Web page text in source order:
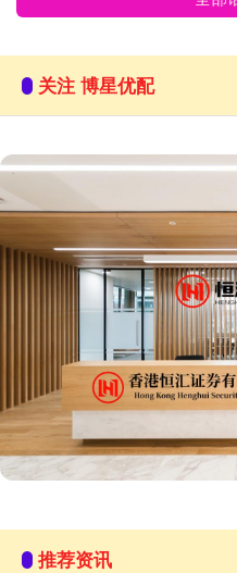
关注 博星优配
推荐资讯